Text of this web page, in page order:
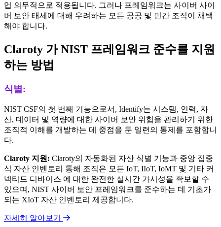
업 의무적으로 적용됩니다. 그러나 프레임워크는 사이버 사이
버 보안 태세에 대해 우려하는 모든 공공 및 민간 조직이 채택
해야 합니다.
Claroty 가 NIST 프레임워크 준수를 지원
하는 방법
식별:
NIST CSF의 첫 번째 기능으로서, Identify는 시스템, 인력, 자
산, 데이터 및 역량에 대한 사이버 보안 위험을 관리하기 위한
조직적 이해를 개발하는 데 중점을 둔 일련의 통제를 포함합니
다.
Claroty 지원: Claroty의 자동화된 자산 식별 기능과 중앙 집중
식 자산 인벤토리 통해 조직은 모든 IoT, IIoT, IoMT 및 기타 커
넥티드 디바이스 에 대한 완전한 실시간 가시성을 확보할 수
있으며, NIST 사이버 보안 프레임워크를 준수하는 데 기초가
되는 XIoT 자산 인벤토리 제공합니다.
자세히 알아보기